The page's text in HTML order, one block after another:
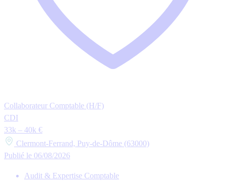
Collaborateur Comptable (H/F)
CDI
33k – 40k €
Clermont-Ferrand, Puy-de-Dôme (63000)
Publié le 06/08/2026
Audit & Expertise Comptable